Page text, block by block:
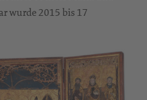
wurde 2015 bis 17